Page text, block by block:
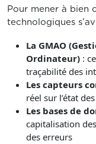
Pour mener à bien
technologiques
La GMAO
Ordinateur) :
traçabilité des
Les capteurs
réel sur l’état
Les bases de
capitalisation
des erreurs